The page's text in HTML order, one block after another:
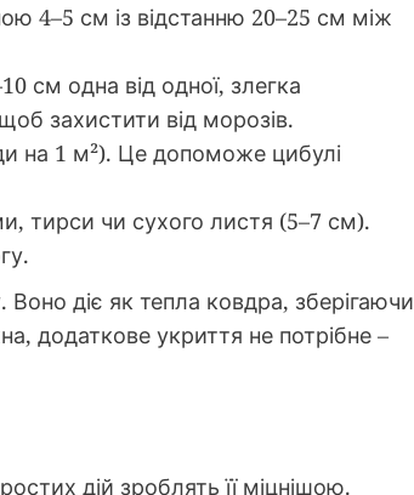
4–5 см із відстанню 20–25 см між
см одна від одної, злегка
захистити від морозів.
на 1 м²). Це допоможе цибулі
тирси чи сухого листя (5–7 см).
діє як тепла ковдра, зберігаючи
додаткове укриття не потрібне –
дій зроблять її міцнішою.